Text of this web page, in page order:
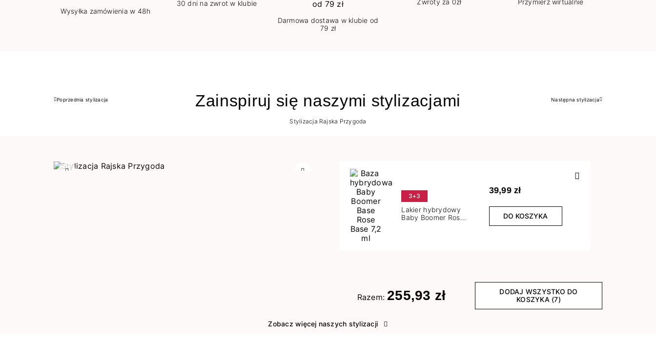
Wysyłka zamówienia w 48h
30 dni na zwrot w klubie
Darmowa dostawa w klubie od
79 zł
Zwroty za 0zł Przymierz wirtualnie
Zainspiruj się naszymi stylizacjami
Poprzedni
Poprzednia stylizacja Następny
Następna stylizacja
Stylizacja Rajska Przygoda
3+3
Lakier hybrydowy
Baby Boomer Rose
39,99 zł
DO KOSZYKA
Razem: 255,93 zł
DODAJ WSZYSTKO DO
KOSZYKA (7)
Zobacz więcej naszych stylizacji